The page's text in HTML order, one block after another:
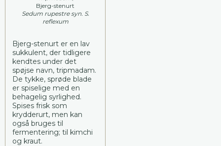
Bjerg-stenurt
Sedum rupestre syn. S.
reflexum
Bjerg-stenurt er en lav
sukkulent, der tidligere
kendtes under det
spøjse navn, tripmadam.
De tykke, sprøde blade
er spiselige med en
behagelig syrlighed.
Spises frisk som
krydderurt, men kan
også bruges til
fermentering; til kimchi
og kraut.